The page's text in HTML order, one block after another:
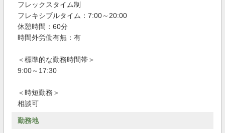
フレックスタイム制
フレキシブルタイム：7:00～20:00
休憩時間：60分
時間外労働有無：有
＜標準的な勤務時間帯＞
9:00～17:30
＜時短勤務＞
相談可
勤務地